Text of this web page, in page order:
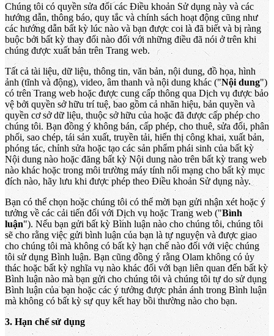
Chúng tôi có quyền sửa đổi các Điều khoản Sử dụng này và các
hướng dẫn, thông báo, quy tắc và chính sách hoạt động cũng như
các hướng dẫn bất kỳ lúc nào và bạn được coi là đã biết và bị ràng
buộc bởi bất kỳ thay đổi nào đối với những điều đã nói ở trên khi
chúng được xuất bản trên Trang web.
Tất cả tài liệu, dữ liệu, thông tin, văn bản, nội dung, đồ họa, hình
ảnh (tĩnh và động), video, âm thanh và nội dung khác ("Nội dung")
có trên Trang web hoặc được cung cấp thông qua Dịch vụ được bảo
vệ bởi quyền sở hữu trí tuệ, bao gồm cả nhãn hiệu, bản quyền và
quyền cơ sở dữ liệu, thuộc sở hữu của hoặc đã được cấp phép cho
chúng tôi. Bạn đồng ý không bán, cấp phép, cho thuê, sửa đổi, phân
phối, sao chép, tái sản xuất, truyền tải, hiển thị công khai, xuất bản,
phóng tác, chỉnh sửa hoặc tạo các sản phẩm phái sinh của bất kỳ
Nội dung nào hoặc đăng bất kỳ Nội dung nào trên bất kỳ trang web
nào khác hoặc trong môi trường máy tính nối mạng cho bất kỳ mục
đích nào, hãy lưu khi được phép theo Điều khoản Sử dụng này.
Bạn có thể chọn hoặc chúng tôi có thể mời bạn gửi nhận xét hoặc ý
tưởng về các cải tiến đối với Dịch vụ hoặc Trang web ("Bình
luận"). Nếu bạn gửi bất kỳ Bình luận nào cho chúng tôi, chúng tôi
sẽ cho rằng việc gửi bình luận của bạn là tự nguyện và được giao
cho chúng tôi mà không có bất kỳ hạn chế nào đối với việc chúng
tôi sử dụng Bình luận. Bạn cũng đồng ý rằng Olam không có ủy
thác hoặc bất kỳ nghĩa vụ nào khác đối với bạn liên quan đến bất kỳ
Bình luận nào mà bạn gửi cho chúng tôi và chúng tôi tự do sử dụng
Bình luận của bạn hoặc các ý tưởng được phản ánh trong Bình luận
mà không có bất kỳ sự quy kết hay bồi thường nào cho bạn.
3. Hạn chế sử dụng